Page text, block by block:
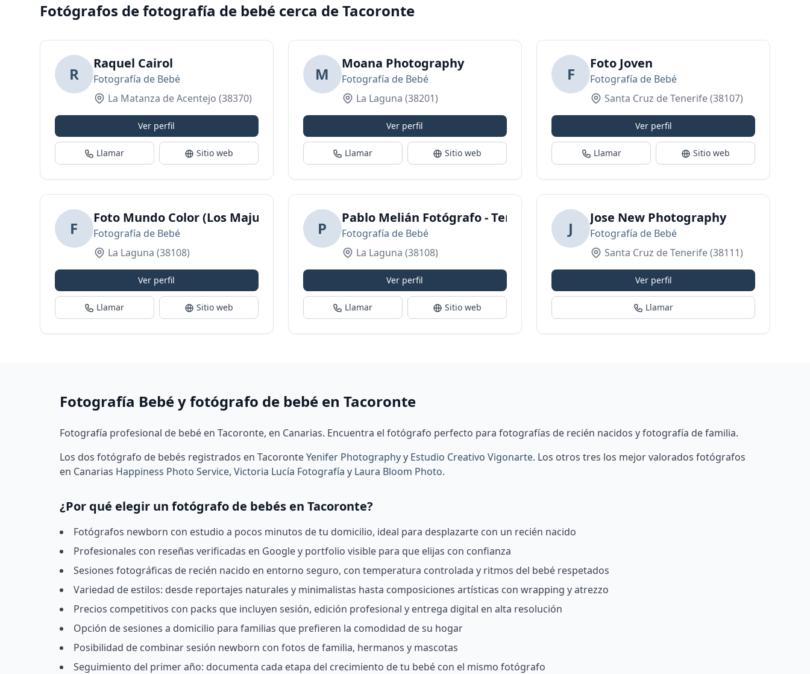
Fotógrafos de fotografía de bebé cerca de Tacoronte
R
Raquel Cairol
Fotografía de Bebé
La Matanza de Acentejo (38370)
Ver perfil
Llamar Sitio web
M
Moana Photography
Fotografía de Bebé
La Laguna (38201)
Ver perfil
Llamar Sitio web
F
Foto Joven
Fotografía de Bebé
Santa Cruz de Tenerife(38107)
Ver perfil
Llamar Sitio web
F
Foto Mundo Color (Los Majuelos)
Fotografía de Bebé
La Laguna (38108)
Ver perfil
Llamar Sitio web
P
Pablo Melián Fotógrafo - Tenerife
Fotografía de Bebé
La Laguna (38108)
Ver perfil
Llamar Sitio web
J
Jose New Photography
Fotografía de Bebé
Santa Cruz de Tenerife(38111)
Ver perfil
Llamar
Fotografía Bebé y fotógrafo de bebé en Tacoronte
Fotografía profesional de bebé en Tacoronte, en Canarias. Encuentra el fotógrafo perfecto para fotografías de recién nacidos y fotografía de familia.
Los dos fotógrafo de bebés registrados en TacoronteYenifer Photographyy Estudio Creativo Vigonarte. Los otros tres los mejor valorados fotógrafos
en Canarias Happiness Photo Service,Victoria Lucía Fotografía y Laura Bloom Photo.
¿Por qué elegir un fotógrafo de bebés en Tacoronte?
Fotógrafos newborn con estudio a pocos minutos de tu domicilio, ideal para desplazarte con un recién nacido
Profesionales con reseñas verificadas en Google y portfolio visible para que elijas con confianza
Sesiones fotográficas de recién nacido en entorno seguro, con temperatura controlada y ritmos del bebé respetados
Variedad de estilos: desde reportajes naturales y minimalistas hasta composiciones artísticas con wrapping y atrezzo
Precios competitivos con packs que incluyen sesión, edición profesional y entrega digital en alta resolución
Opción de sesiones a domicilio para familias que prefieren la comodidad de su hogar
Posibilidad de combinar sesión newborn con fotos de familia, hermanos y mascotas
Seguimiento del primer año: documenta cada etapa del crecimiento de tu bebé con el mismo fotógrafo